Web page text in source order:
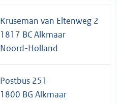
Kruseman van Eltenweg 2
1817 BC Alkmaar
Noord-Holland
Postbus 251
1800 BG Alkmaar